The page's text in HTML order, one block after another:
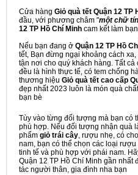
Cửa hàng Giỏ quà tết Quận 12 TP
đầu, với phương châm "một chữ
12 TP Hồ Chí Minh cam kết làm
Nếu bạn đang ở Quận 12 TP Hồ
tết, Bạn đừng ngại khoảng cách
tận nơi cho quý khách hàng. Tất
đều là hình thực tế, có tem chống
thương hiệu Giỏ quà tết cao cấp
đẹp nhất 2023 luôn là món quà
bạn bè
Tùy vào từng đối tượng mà bạn có
phù hợp. Nếu đối tượng nhận quà
phẩm giỏ trái cây, rượu nhẹ, có
nam, bạn có thể chọn các loại
tinh tế và phù hợp với phái nam.
Quận 12 TP Hồ Chí Minh gần nhất
tác người thân, gia đình nha bạn